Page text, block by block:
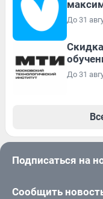
До 31
До 31
Подписаться на
Сообщить